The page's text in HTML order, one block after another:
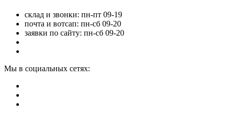
склад и звонки: пн-пт 09-19
почта и вотсап: пн-сб 09-20
заявки по сайту: пн-сб 09-20
Мы в социальных сетях: